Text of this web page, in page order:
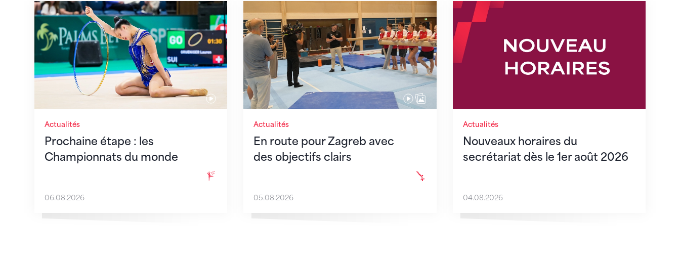
Actualités
Prochaine étape : les
Championnats du monde
Prochaine étape : les Championnats du monde
06.08.2026
Actualités
En route pour Zagreb avec
des objectifs clairs
En route pour Zagreb avec des objectifs clairs
05.08.2026
Actualités
Nouveaux horaires du
secrétariat dès le 1er août 2026
Nouveaux horaires du secrétariat dès le 1er août
04.08.2026